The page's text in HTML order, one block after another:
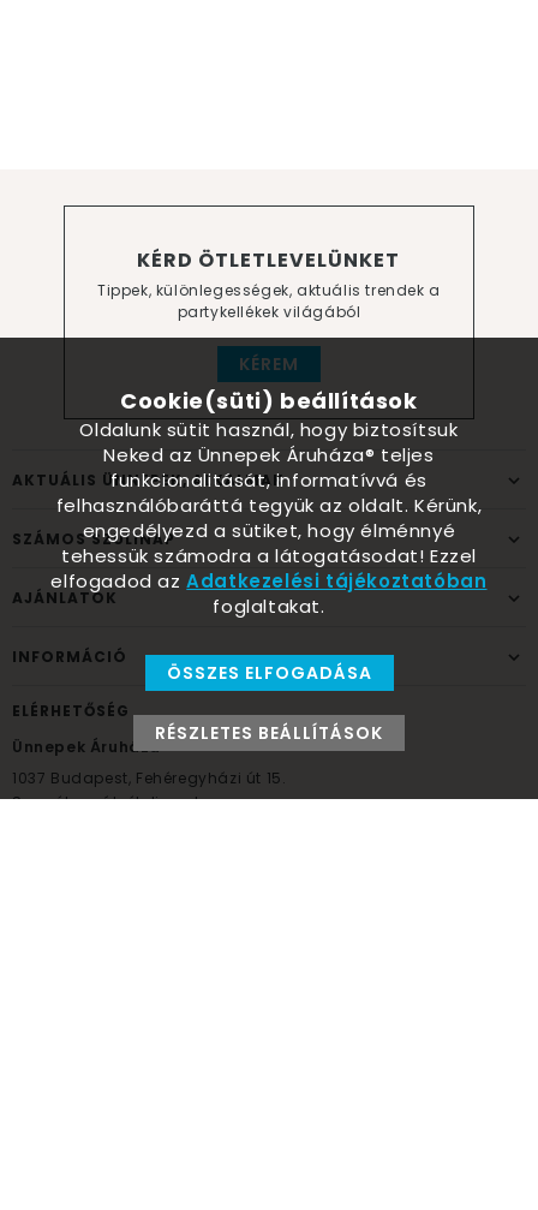
KÉRD ÖTLETLEVELÜNKET
Tippek, különlegességek, aktuális trendek a
partykellékek világából
KÉREM
AKTUÁLIS ÜNNEPEK, ALKALMAK
SZÁMOS SZÜLINAP
AJÁNLATOK
INFORMÁCIÓ
ELÉRHETŐSÉG
Ünnepek Áruháza
1037 Budapest, Fehéregyházi út 15.
Személyes átvételi pont
Cookie(süti) beállítások
Oldalunk sütit használ, hogy biztosítsuk
Neked az Ünnepek Áruháza® teljes
funkcionalitását, informatívvá és
felhasználóbaráttá tegyük az oldalt. Kérünk,
engedélyezd a sütiket, hogy élménnyé
tehessük számodra a látogatásodat! Ezzel
elfogadod azAdatkezelési tájékoztatóban
foglaltakat.
ÖSSZES ELFOGADÁSA
RÉSZLETES BEÁLLÍTÁSOK